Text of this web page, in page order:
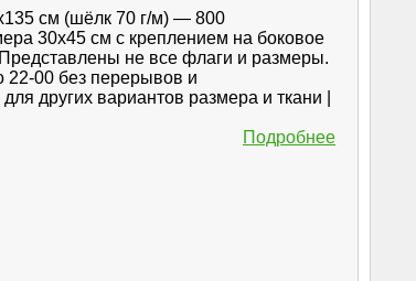
см (шёлк 70 г/м) — 800
30x45 см с креплением на боковое
не все флаги и размеры.
22-00 без перерывов и
других вариантов размера и ткани |
Подробнее